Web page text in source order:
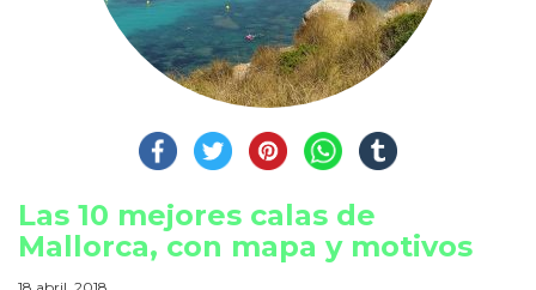
Las 10 mejores calas de
Mallorca, con mapa y motivos